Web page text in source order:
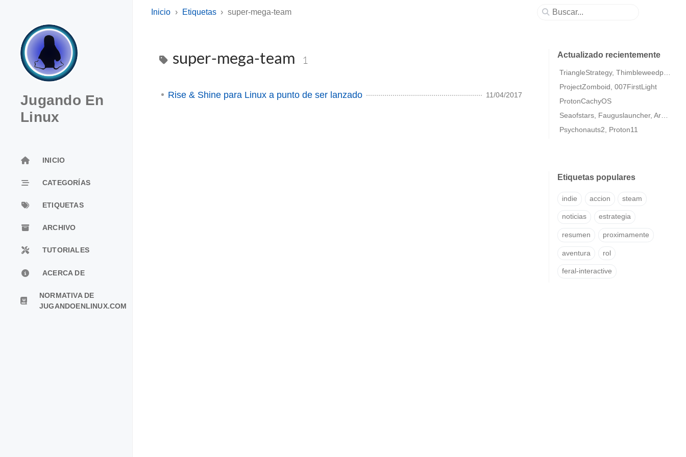
Jugando En
Linux
INICIO
CATEGORÍAS
ETIQUETAS
ARCHIVO
TUTORIALES
ACERCA DE
NORMATIVA DE
JUGANDOENLINUX.COM
Inicio Etiquetas super-mega-team
super-mega-team 1
Rise & Shine para Linux a punto de ser lanzado 11/04/2017
Actualizado recientemente
ProjectZomboid, 007FirstLight
ProtonCachyOS
Psychonauts2, Proton11
Etiquetas populares
indie accion steam
noticias estrategia
resumen proximamente
aventura rol
feral-interactive